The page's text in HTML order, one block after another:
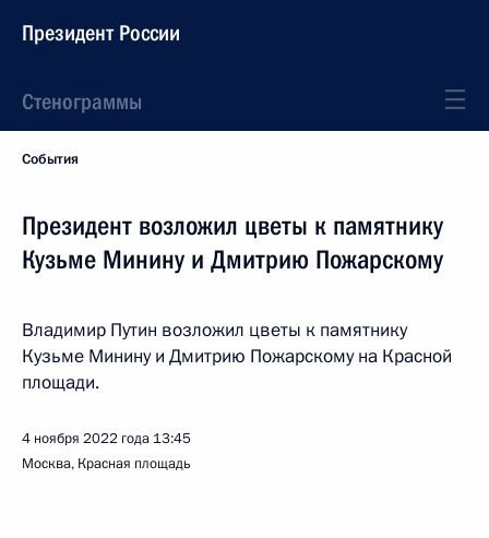
Президент России
Стенограммы
События
Президент возложил цветы к памятнику
Кузьме Минину и Дмитрию Пожарскому
Владимир Путин возложил цветы к памятнику
Кузьме Минину и Дмитрию Пожарскому на Красной
площади.
4 ноября 2022 года 13:45
Москва, Красная площадь